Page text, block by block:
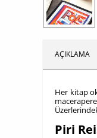
AÇIKLAMA
Her kitap
Piri